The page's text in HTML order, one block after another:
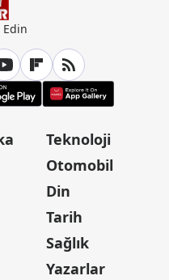
Edin
Teknoloji
Otomobil
Din
Tarih
Sağlık
Yazarlar